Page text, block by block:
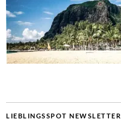
LIEBLINGSSPOT NEWSLETTER